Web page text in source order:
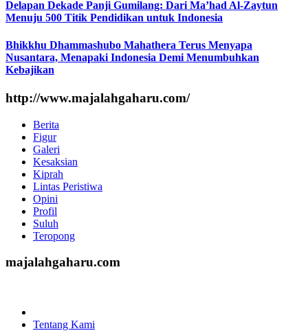
Delapan Dekade Panji Gumilang: Dari Ma’had Al-Zaytun
Menuju 500 Titik Pendidikan untuk Indonesia
Bhikkhu Dhammashubo Mahathera Terus Menyapa
Nusantara, Menapaki Indonesia Demi Menumbuhkan
Kebajikan
http://www.majalahgaharu.com/
Berita
Figur
Galeri
Kesaksian
Kiprah
Lintas Peristiwa
Opini
Profil
Suluh
Teropong
majalahgaharu.com
Tentang Kami